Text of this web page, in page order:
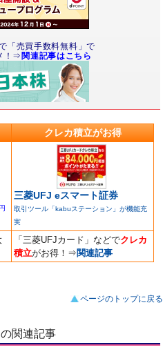
「売買手数料無料」で
！⇒ 関連記事はこちら
クレカ積立がお得
三菱UFJ eスマート証券
取引ツール「kabuステーション」が機能充
実
「三菱UFJカード」などでクレカ
積立がお得！ ⇒ 関連記事
ページのトップに戻る
関連記事